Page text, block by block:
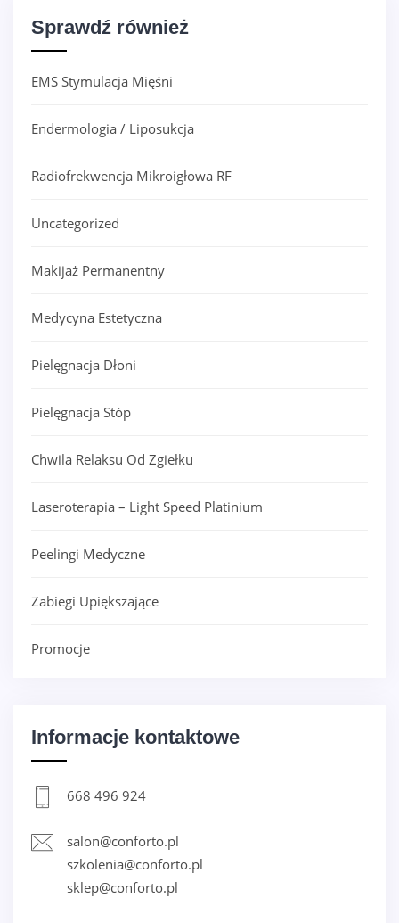
Sprawdź również
EMS Stymulacja Mięśni
Endermologia / Liposukcja
Radiofrekwencja Mikroigłowa RF
Uncategorized
Makijaż Permanentny
Medycyna Estetyczna
Pielęgnacja Dłoni
Pielęgnacja Stóp
Chwila Relaksu Od Zgiełku
Laseroterapia – Light Speed Platinium
Peelingi Medyczne
Zabiegi Upiększające
Promocje
Informacje kontaktowe
668 496 924
salon@conforto.pl
szkolenia@conforto.pl
sklep@conforto.pl